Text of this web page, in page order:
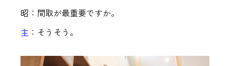
昭：間取が最重要ですか。
主 ：そうそう。